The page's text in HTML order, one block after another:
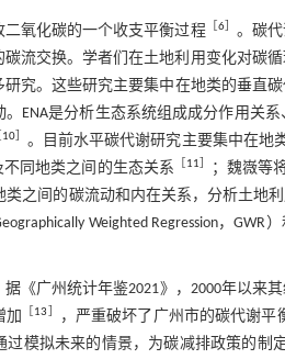
氧化碳的一个收支平衡过程 6］ 。碳
流交换。学者们在土地利用变化对碳循
研究。这些研究主要集中在地类的垂直
ENA是分析生态系统组成成分作用关
10］ 。目前水平碳代谢研究主要集中在地
同地类之间的生态关系
11
；魏嶶等
类之间的碳流动和内在关系，分析土地
Weighted Regression，
《广州统计年鉴2021》，2000年以来
加
13
，严重破坏了广州市的碳代谢平
过模拟未来的情景，为碳减排政策的制